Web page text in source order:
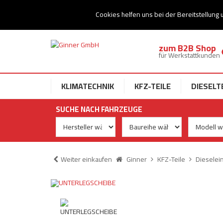
Cookies helfen uns bei der Bereitstellung
Ihr Speziallist für Dieseltechnik
zum B2B Shop
für Werkstattkunden
KLIMATECHNIK KFZ-TEILE
SUCHE NACH FAHRZEUGE
Weiter einkaufen Ginner KFZ-Teile